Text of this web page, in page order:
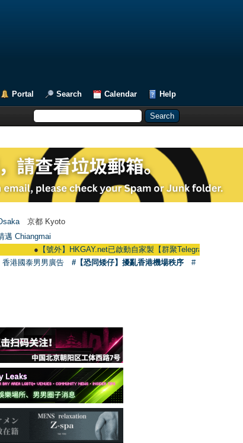
Portal Search Calendar Help
京都 Kyoto
邁 Chiangmai
【號外】HKGAY.net已啟動自家製【群聚Telegram群組】
港國泰男男廣告 #【恐同矮仔】擾亂香港機場秩序
#